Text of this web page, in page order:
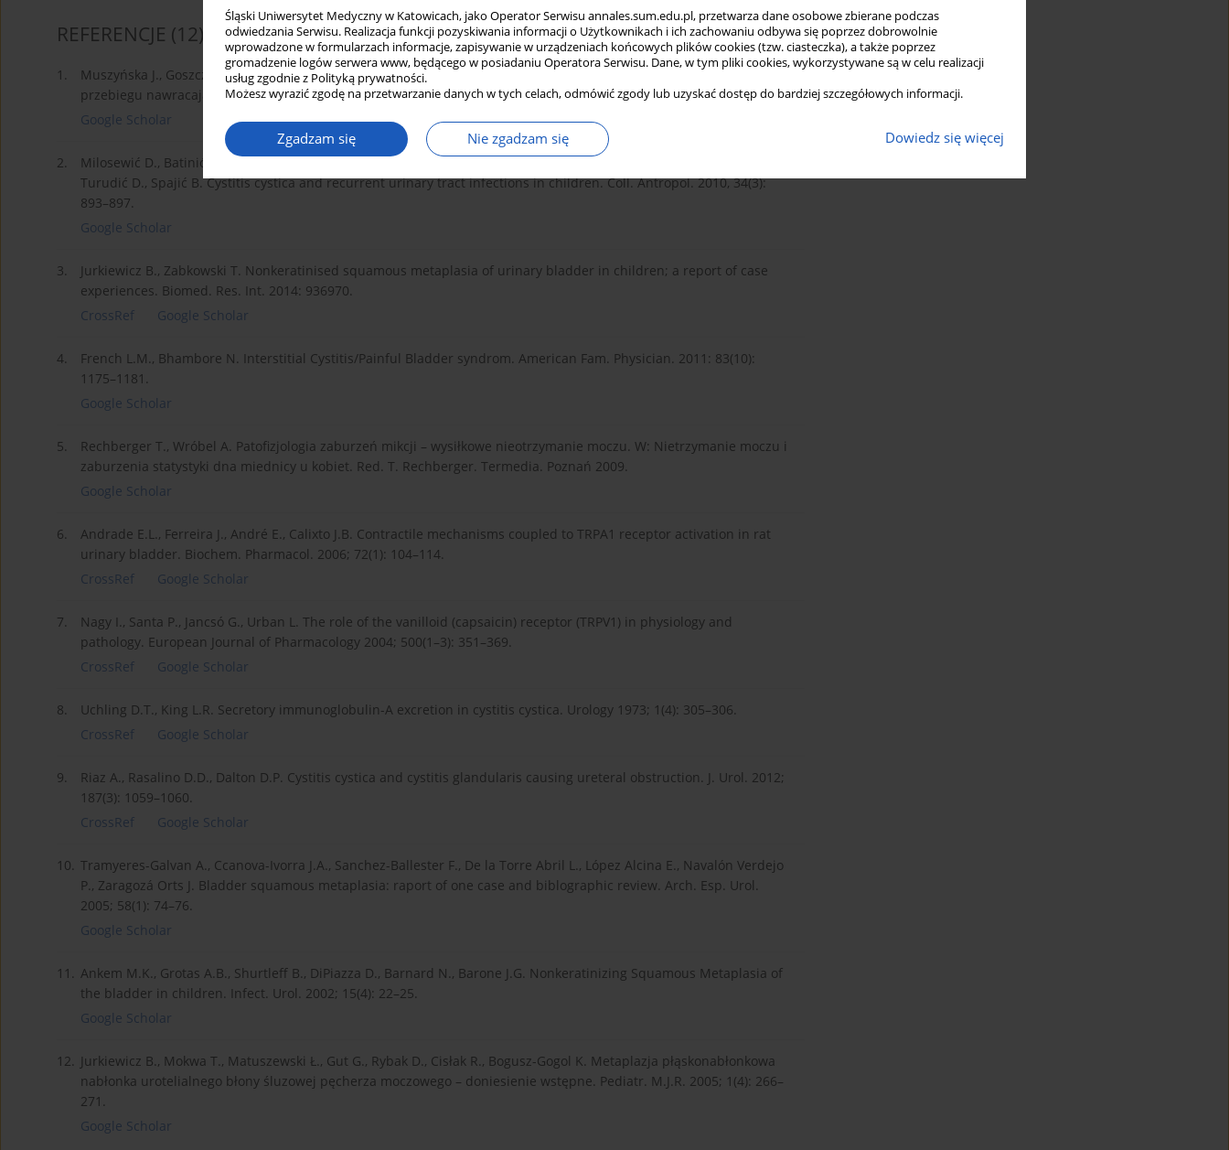
Śląski Uniwersytet Medyczny w Katowicach, jako Operator Serwisu annales.sum.edu.pl, przetwarza dane osobowe zbierane podczas
odwiedzania Serwisu. Realizacja funkcji pozyskiwania informacji o Użytkownikach i ich zachowaniu odbywa się poprzez dobrowolnie
wprowadzone w formularzach informacje, zapisywanie w urządzeniach końcowych plików cookies (tzw. ciasteczka), a także poprzez
gromadzenie logów serwera www, będącego w posiadaniu Operatora Serwisu. Dane, w tym pliki cookies, wykorzystywane są w celu realizacji
usług zgodnie z Polityką prywatności.
Możesz wyrazić zgodę na przetwarzanie danych w tych celach, odmówić zgody lub uzyskać dostęp do bardziej szczegółowych informacji.
Zgadzam się Nie zgadzam się Dowiedz się więcej
REFERENCJE (12)
1.
Muszyńska J., Goszczyk A., Jurkiewicz B., Samotyjek J. Zmiany śluzówki pęcherza moczowego o typie cystitis cystica w
przebiegu nawracających zakażeń układu moczowego. Pediatr. Med. Rodz. 2007; 3(3): 177–181.
Google Scholar
2.
Milosewić D., Batinić D., Tesivić G., Konjevoda P., Kniewald H., Subat-Dezulović M., Grković L., Topalović-Grković M.,
Turudić D., Spajić B. Cystitis cystica and recurrent urinary tract infections in children. Coll. Antropol. 2010, 34(3):
893–897.
Google Scholar
3.
Jurkiewicz B., Zabkowski T. Nonkeratinised squamous metaplasia of urinary bladder in children; a report of case
experiences. Biomed. Res. Int. 2014: 936970.
CrossRef
Google Scholar
4.
French L.M., Bhambore N. Interstitial Cystitis/Painful Bladder syndrom. American Fam. Physician. 2011: 83(10):
1175–1181.
Google Scholar
5.
Rechberger T., Wróbel A. Patofizjologia zaburzeń mikcji – wysiłkowe nieotrzymanie moczu. W: Nietrzymanie moczu i
zaburzenia statystyki dna miednicy u kobiet. Red. T. Rechberger. Termedia. Poznań 2009.
Google Scholar
6.
Andrade E.L., Ferreira J., André E., Calixto J.B. Contractile mechanisms coupled to TRPA1 receptor activation in rat
urinary bladder. Biochem. Pharmacol. 2006; 72(1): 104–114.
CrossRef
Google Scholar
7.
Nagy I., Santa P., Jancsó G., Urban L. The role of the vanilloid (capsaicin) receptor (TRPV1) in physiology and
pathology. European Journal of Pharmacology 2004; 500(1–3): 351–369.
CrossRef
Google Scholar
8.
Uchling D.T., King L.R. Secretory immunoglobulin-A excretion in cystitis cystica. Urology 1973; 1(4): 305–306.
CrossRef
Google Scholar
9.
Riaz A., Rasalino D.D., Dalton D.P. Cystitis cystica and cystitis glandularis causing ureteral obstruction. J. Urol. 2012;
187(3): 1059–1060.
CrossRef
Google Scholar
10. Tramyeres-Galvan A., Ccanova-Ivorra J.A., Sanchez-Ballester F., De la Torre Abril L., López Alcina E., Navalón Verdejo
P., Zaragozá Orts J. Bladder squamous metaplasia: raport of one case and biblographic review. Arch. Esp. Urol.
2005; 58(1): 74–76.
Google Scholar
11. Ankem M.K., Grotas A.B., Shurtleff B., DiPiazza D., Barnard N., Barone J.G. Nonkeratinizing Squamous Metaplasia of
the bladder in children. Infect. Urol. 2002; 15(4): 22–25.
Google Scholar
12. Jurkiewicz B., Mokwa T., Matuszewski Ł., Gut G., Rybak D., Cisłak R., Bogusz-Gogol K. Metaplazja płąskonabłonkowa
nabłonka urotelialnego błony śluzowej pęcherza moczowego – doniesienie wstępne. Pediatr. M.J.R. 2005; 1(4): 266–
271.
Google Scholar